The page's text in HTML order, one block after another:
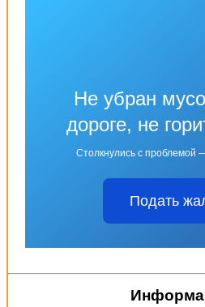
Не убран
дороге, не
Столкнулись с проблемой
Подать